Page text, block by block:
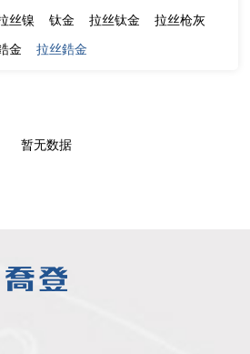
丝镍 钛金 拉丝钛金
拉丝枪灰
金 拉丝鋯金
暂无数据